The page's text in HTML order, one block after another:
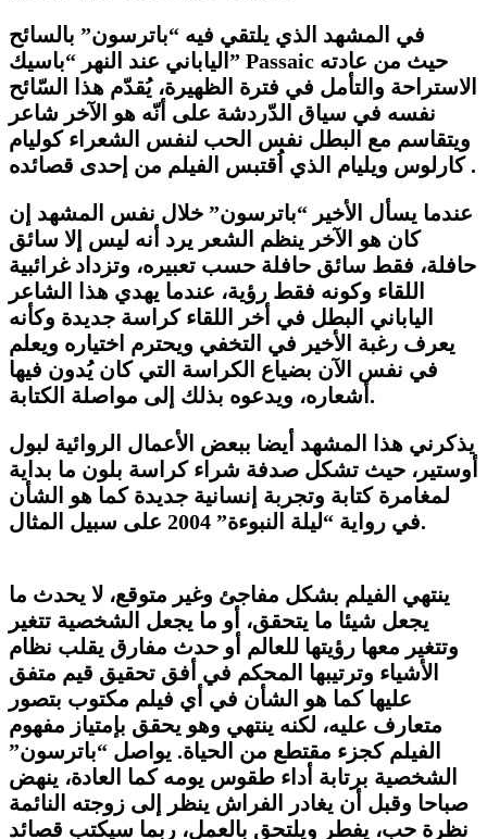
في المشهد الذي يلتقي فيه “باترسون” بالسائح
الياباني عند النهر “باسيك” Passaic
الاستراحة والتأمل في فترة الظهيرة، يُقدّم هذا السّائح
نفسه في سياق الدّردشة على أنّه هو الآخر شاعر
ويتقاسم مع البطل نفس الحب لنفس الشعراء كوليام
كارلوس ويليام الذي اُقتبس الفيلم من إحدى قصائده .
عندما يسأل الأخير “باترسون” خلال نفس المشهد إن
كان هو الآخر ينظم الشعر يرد أنه ليس إلا سائق
حافلة، فقط سائق حافلة حسب تعبيره، وتزداد غرائبية
اللقاء وكونه فقط رؤية، عندما يهدي هذا الشاعر
الياباني البطل في أخر اللقاء كراسة جديدة وكأنه
يعرف رغبة الأخير في التخفي ويحترم اختياره ويعلم
في نفس الآن بضياع الكراسة التي كان يُدون فيها
أشعاره، ويدعوه بذلك إلى مواصلة الكتابة.
يذكرني هذا المشهد أيضا ببعض الأعمال الروائية لبول
أوستير، حيث تشكل صدفة شراء كراسة بلون ما بداية
لمغامرة كتابة وتجربة إنسانية جديدة كما هو الشأن
في رواية “ليلة النبوءة” 2004 على سبيل المثال.
ينتهي الفيلم بشكل مفاجئ وغير متوقع، لا يحدث ما
يجعل شيئا ما يتحقق، أو ما يجعل الشخصية تتغير
وتتغير معها رؤيتها للعالم أو حدث مفارق يقلب نظام
الأشياء وترتيبها المحكم في أفق تحقيق قيم متفق
عليها كما هو الشأن في أي فيلم مكتوب بتصور
متعارف عليه، لكنه ينتهي وهو يحقق بإمتياز مفهوم
الفيلم كجزء مقتطع من الحياة. يواصل “باترسون”
الشخصية برتابة أداء طقوس يومه كما العادة، ينهض
صباحا وقبل أن يغادر الفراش ينظر إلى زوجته النائمة
نظرة حب، يفطر ويلتحق بالعمل، ربما سيكتب قصائد